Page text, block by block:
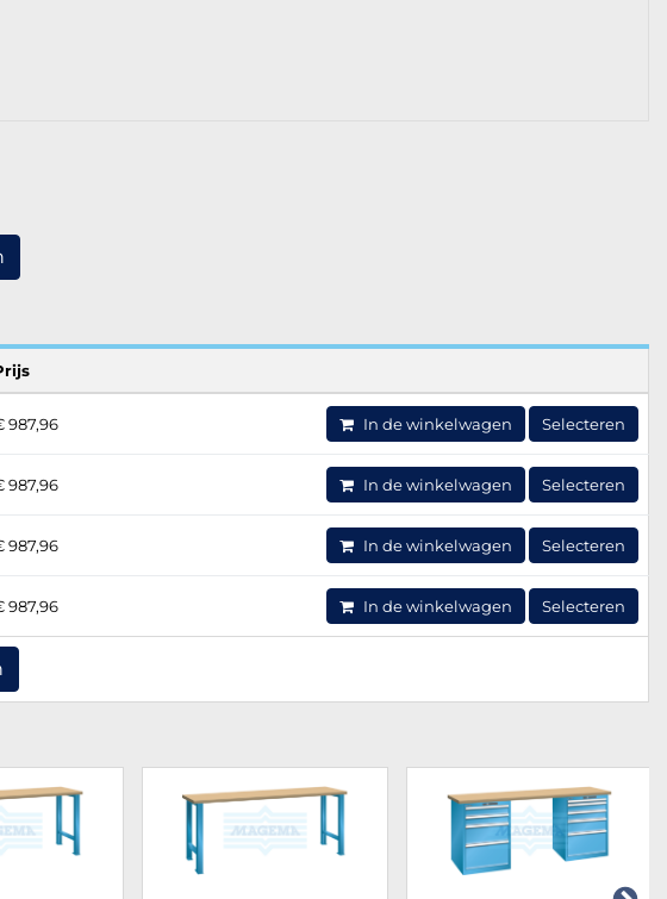
987,96 In de winkelwagen Selecteren
987,96 In de winkelwagen Selecteren
987,96 In de winkelwagen Selecteren
987,96 In de winkelwagen Selecteren